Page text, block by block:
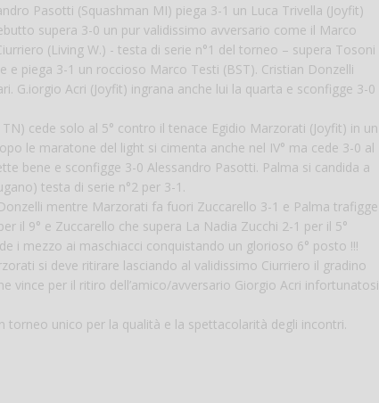
Pasotti (Squashman MI) piega 3-1 un Luca Trivella (Joyfit)
supera 3-0 un pur validissimo avversario come il Marco
(Living W.) - testa di serie n°1 del torneo – supera Tosoni
e piega 3-1 un roccioso Marco Testi (BST). Cristian Donzelli
G.iorgio Acri (Joyfit) ingrana anche lui la quarta e sconfigge 3-0
cede solo al 5° contro il tenace Egidio Marzorati (Joyfit) in un
le maratone del light si cimenta anche nel IV° ma cede 3-0 al
bene e sconfigge 3-0 Alessandro Pasotti. Palma si candida a
testa di serie n°2 per 3-1.
mentre Marzorati fa fuori Zuccarello 3-1 e Palma trafigge
il 9° e Zuccarello che supera La Nadia Zucchi 2-1 per il 5°
i mezzo ai maschiacci conquistando un glorioso 6° posto !!!
si deve ritirare lasciando al validissimo Ciurriero il gradino
vince per il ritiro dell’amico/avversario Giorgio Acri infortunatosi
unico per la qualità e la spettacolarità degli incontri.